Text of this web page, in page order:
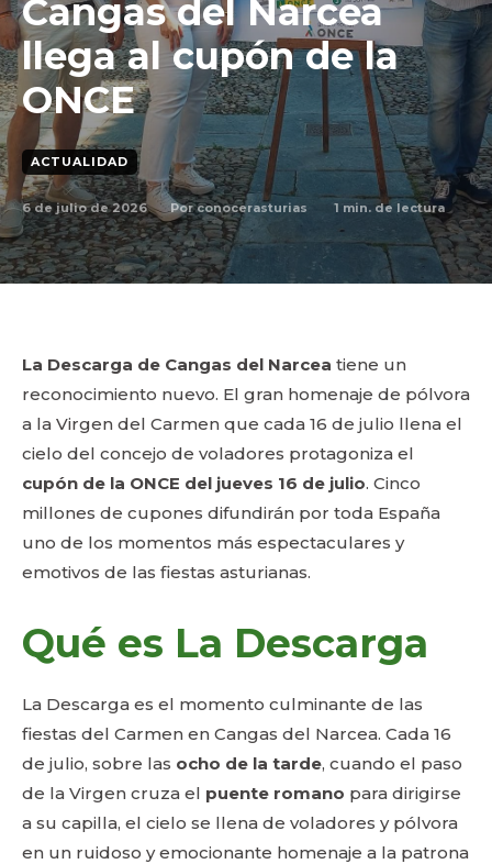
Cangas del Narcea
llega al cupón de la
ONCE
ACTUALIDAD
6 de julio de 2026 Por conocerasturias 1 min. de lectura
La Descarga de Cangas del Narcea tiene un
reconocimiento nuevo. El gran homenaje de pólvora
a la Virgen del Carmen que cada 16 de julio llena el
cielo del concejo de voladores protagoniza el
cupón de la ONCE del jueves 16 de julio. Cinco
millones de cupones difundirán por toda España
uno de los momentos más espectaculares y
emotivos de las fiestas asturianas.
Qué es La Descarga
La Descarga es el momento culminante de las
fiestas del Carmen en Cangas del Narcea. Cada 16
de julio, sobre las ocho de la tarde, cuando el paso
de la Virgen cruza el puente romano para dirigirse
a su capilla, el cielo se llena de voladores y pólvora
en un ruidoso y emocionante homenaje a la patrona